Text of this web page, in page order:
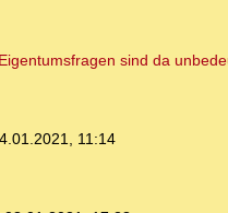
sind da
11:14